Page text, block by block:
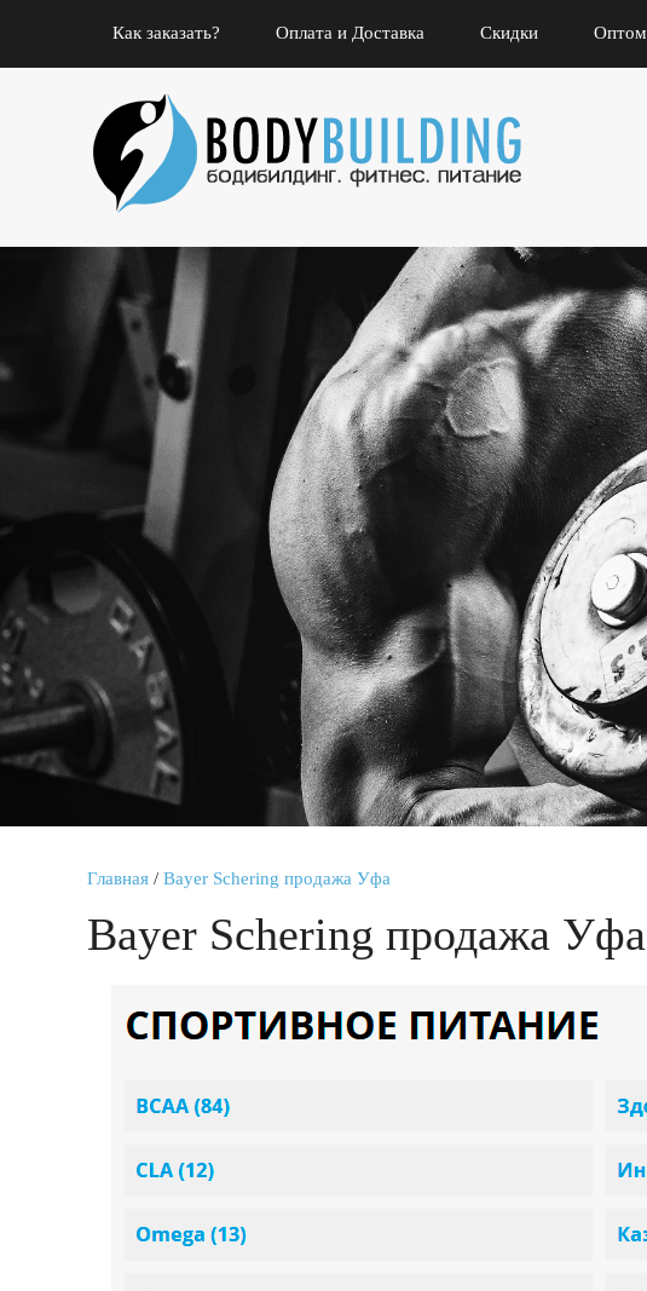
Как заказать? Оплата и Доставка Скидки Оптом
Главная / Bayer Schering продажа Уфа
Bayer Schering продажа Уфа